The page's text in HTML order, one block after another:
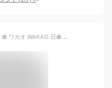
雨傘 レディース 長傘 ブランド 傘 ワカオ WAKAO 日傘 刺繍レース 花柄 軽い 軽量 フラワー柄 おしゃれ 日本製 国産 綿コットン ホワイト ブラック ネイビー グリーン 着物 浴衣 和装 ギフト 贈り物 誕生日 母の日 プレゼント